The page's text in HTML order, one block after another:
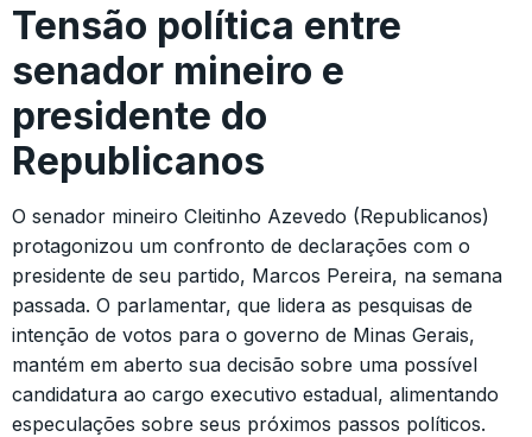
Tensão política entre
senador mineiro e
presidente do
Republicanos
O senador mineiro Cleitinho Azevedo (Republicanos)
protagonizou um confronto de declarações com o
presidente de seu partido, Marcos Pereira, na semana
passada. O parlamentar, que lidera as pesquisas de
intenção de votos para o governo de Minas Gerais,
mantém em aberto sua decisão sobre uma possível
candidatura ao cargo executivo estadual, alimentando
especulações sobre seus próximos passos políticos.